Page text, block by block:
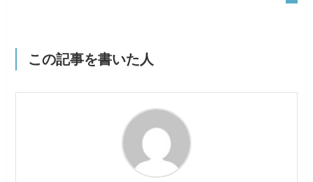
この記事を書いた人